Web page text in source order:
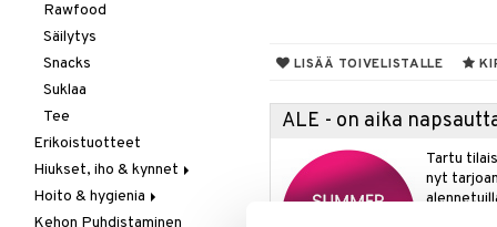
LISÄÄ TOIVELISTALLE
ALE - on aika
Tartu
nyt
Rawfood
Säilytys
Snacks
Suklaa
Tee
Erikoistuotteet
Hiukset, iho & kynnet
Aurinko & pigmentti
Hiukset
Hoito & hygienia
Aurinkosuoja
Kehon Puhdistaminen